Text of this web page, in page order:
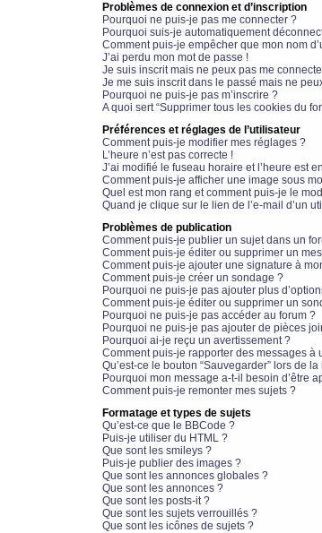
Problèmes de connexion et d’inscription
Pourquoi ne puis-je pas me connecter ?
Pourquoi suis-je automatiquement
Comment puis-je empêcher que mon nom
J’ai perdu mon mot de passe !
Je suis inscrit mais ne peux pas me
Je me suis inscrit dans le passé mais ne
Pourquoi ne puis-je pas m’inscrire ?
A quoi sert “Supprimer tous les cookies du
Préférences et réglages de l’utilisateur
Comment puis-je modifier mes réglages ?
L’heure n’est pas correcte !
J’ai modifié le fuseau horaire et l’heure est
Comment puis-je afficher une image sous
Quel est mon rang et comment puis-je le
Quand je clique sur le lien de l’e-mail d’un
Problèmes de publication
Comment puis-je publier un sujet dans un
Comment puis-je éditer ou supprimer un
Comment puis-je ajouter une signature à
Comment puis-je créer un sondage ?
Pourquoi ne puis-je pas ajouter plus
Comment puis-je éditer ou supprimer un
Pourquoi ne puis-je pas accéder au forum ?
Pourquoi ne puis-je pas ajouter de pièces
Pourquoi ai-je reçu un avertissement ?
Comment puis-je rapporter des messages à
Qu’est-ce le bouton “Sauvegarder” lors de
Pourquoi mon message a-t-il besoin d’être
Comment puis-je remonter mes sujets ?
Formatage et types de sujets
Qu’est-ce que le BBCode ?
Puis-je utiliser du HTML ?
Que sont les smileys ?
Puis-je publier des images ?
Que sont les annonces globales ?
Que sont les annonces ?
Que sont les posts-it ?
Que sont les sujets verrouillés ?
Que sont les icônes de sujets ?